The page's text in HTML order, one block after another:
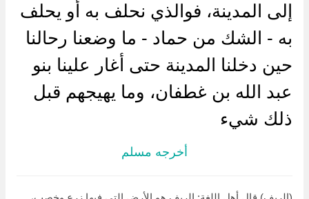
إلى المدينة، فوالذي نحلف به أو يحلف
به - الشك من حماد - ما وضعنا رحالنا
حين دخلنا المدينة حتى أغار علينا بنو
عبد الله بن غطفان، وما يهيجهم قبل
ذلك شيء
أخرجه مسلم